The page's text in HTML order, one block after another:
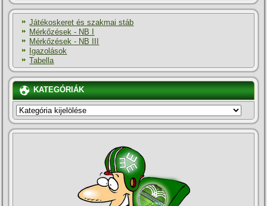
Játékoskeret és szakmai stáb
Mérkőzések - NB I
Mérkőzések - NB III
Igazolások
Tabella
KATEGÓRIÁK
KATEGÓRIÁK